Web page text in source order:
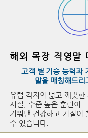
해외 목장 직영말
고객 별 기승 능력과
말을 매칭해드리
유럽 각지의 넓고 깨끗한
시설, 수준 높은 훈련이
키워낸 건강하고 기질이
수 있습니다.